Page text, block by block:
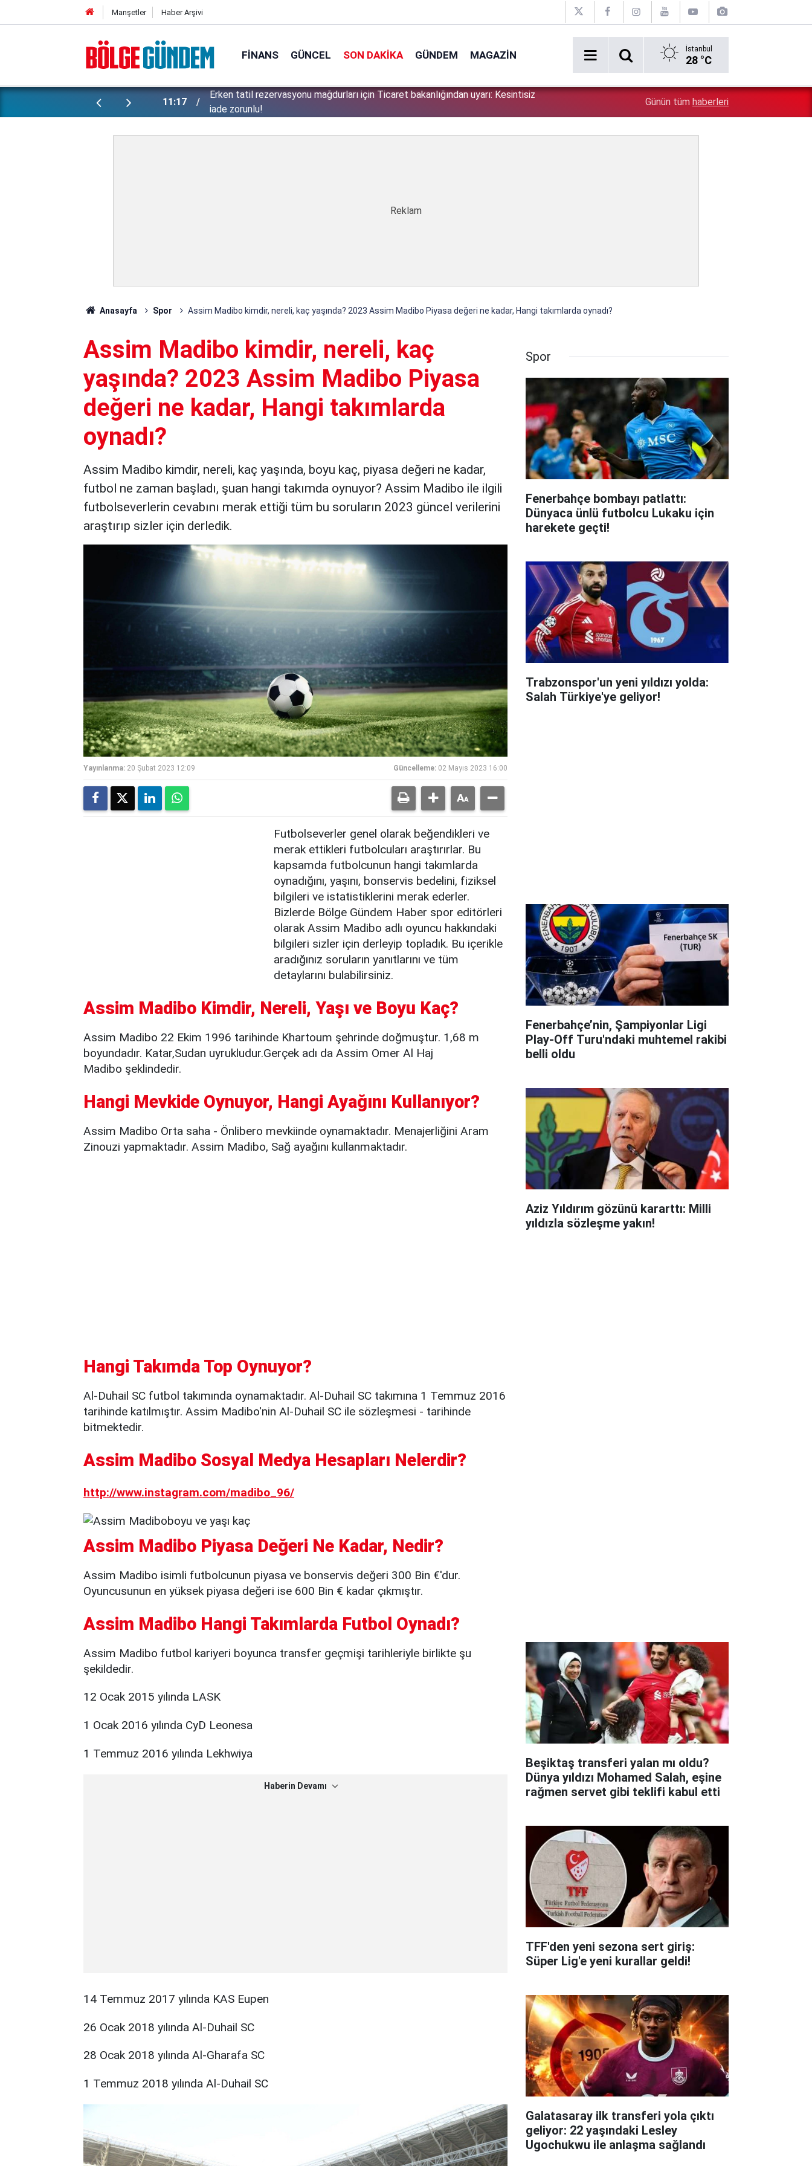
Manşetler Haber Arşivi
FINANS GÜNCEL SON DAKIKA GÜNDEM MAGAZIN İstanbul
28 °C
vatandaşlarını hedef aldı! 11:17
Erken tatil rezervasyonu mağdurları için Ticaret bakanlığından uyarı: Kesintisiz
iade zorunlu!
Lübnan Cumhurbaşkanı Joseph Avn Erdoğan'ı öve
Günün tüm haberleri
Anasayfa Spor Assim Madibo kimdir, nereli, kaç yaşında? 2023 Assim Madibo Piyasa değeri ne kadar, Hangi takımlarda oynadı?
Assim Madibo kimdir, nereli, kaç
yaşında? 2023 Assim Madibo Piyasa
değeri ne kadar, Hangi takımlarda
oynadı?
Assim Madibo kimdir, nereli, kaç yaşında, boyu kaç, piyasa değeri ne kadar,
futbol ne zaman başladı, şuan hangi takımda oynuyor? Assim Madibo ile ilgili
futbolseverlerin cevabını merak ettiği tüm bu soruların 2023 güncel verilerini
araştırıp sizler için derledik.
Yayınlanma: 20 Şubat 2023 12:09 Güncelleme: 02 Mayıs 2023 16:00
Futbolseverler genel olarak beğendikleri ve
merak ettikleri futbolcuları araştırırlar. Bu
kapsamda futbolcunun hangi takımlarda
oynadığını, yaşını, bonservis bedelini, fiziksel
bilgileri ve istatistiklerini merak ederler.
Bizlerde Bölge Gündem Haber spor editörleri
olarak Assim Madibo adlı oyuncu hakkındaki
bilgileri sizler için derleyip topladık. Bu içerikle
aradığınız soruların yanıtlarını ve tüm
detaylarını bulabilirsiniz.
Assim Madibo Kimdir, Nereli, Yaşı ve Boyu Kaç?
Assim Madibo 22 Ekim 1996 tarihinde Khartoum şehrinde doğmuştur. 1,68 m
boyundadır. Katar,Sudan uyrukludur.Gerçek adı da Assim Omer Al Haj
Madibo şeklindedir.
Hangi Mevkide Oynuyor, Hangi Ayağını Kullanıyor?
Assim Madibo Orta saha - Önlibero mevkiinde oynamaktadır. Menajerliğini Aram
Zinouzi yapmaktadır. Assim Madibo, Sağ ayağını kullanmaktadır.
Hangi Takımda Top Oynuyor?
Al-Duhail SC futbol takımında oynamaktadır. Al-Duhail SC takımına 1 Temmuz 2016
tarihinde katılmıştır. Assim Madibo'nin Al-Duhail SC ile sözleşmesi - tarihinde
bitmektedir.
Assim Madibo Sosyal Medya Hesapları Nelerdir?
http://www.instagram.com/madibo_96/
Assim Madibo Piyasa Değeri Ne Kadar, Nedir?
Assim Madibo isimli futbolcunun piyasa ve bonservis değeri 300 Bin €'dur.
Oyuncusunun en yüksek piyasa değeri ise 600 Bin € kadar çıkmıştır.
Assim Madibo Hangi Takımlarda Futbol Oynadı?
Assim Madibo futbol kariyeri boyunca transfer geçmişi tarihleriyle birlikte şu
şekildedir.
12 Ocak 2015 yılında LASK
1 Ocak 2016 yılında CyD Leonesa
1 Temmuz 2016 yılında Lekhwiya
Haberin Devamı
14 Temmuz 2017 yılında KAS Eupen
26 Ocak 2018 yılında Al-Duhail SC
28 Ocak 2018 yılında Al-Gharafa SC
1 Temmuz 2018 yılında Al-Duhail SC
Spor
Fenerbahçe bombayı patlattı:
Dünyaca ünlü futbolcu Lukaku için
harekete geçti!
Trabzonspor'un yeni yıldızı yolda:
Salah Türkiye'ye geliyor!
Fenerbahçe’nin, Şampiyonlar Ligi
Play-Off Turu'ndaki muhtemel rakibi
belli oldu
Aziz Yıldırım gözünü kararttı: Milli
yıldızla sözleşme yakın!
Beşiktaş transferi yalan mı oldu?
Dünya yıldızı Mohamed Salah, eşine
rağmen servet gibi teklifi kabul etti
TFF'den yeni sezona sert giriş:
Süper Lig'e yeni kurallar geldi!
Galatasaray ilk transferi yola çıktı
geliyor: 22 yaşındaki Lesley
Ugochukwu ile anlaşma sağlandı